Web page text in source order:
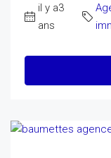
il y a3
ans